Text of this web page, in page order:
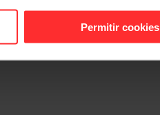
Permitir cookies